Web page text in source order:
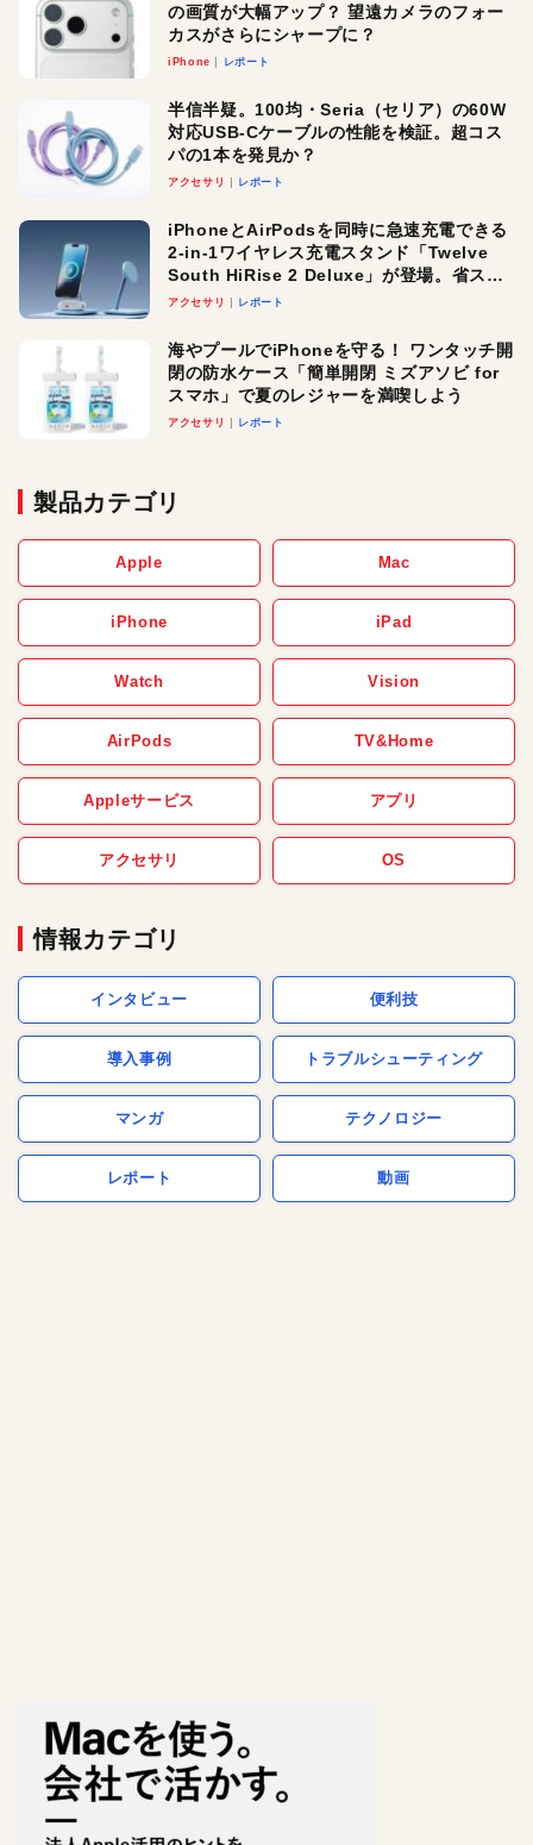
の画質が大幅アップ？ 望遠カメラのフォー
カスがさらにシャープに？
iPhone レポート
半信半疑。100均・Seria（セリア）の60W
対応USB-Cケーブルの性能を検証。超コス
パの1本を発見か？
アクセサリ レポート
iPhoneとAirPodsを同時に急速充電できる
2-in-1ワイヤレス充電スタンド「Twelve
South HiRise 2 Deluxe」が登場。省スペ
ースでおしゃれに充電したい人にオスス
アクセサリ レポート
海やプールでiPhoneを守る！ ワンタッチ開
閉の防水ケース「簡単開閉 ミズアソビ for
スマホ」で夏のレジャーを満喫しよう
アクセサリ レポート
製品カテゴリ
Apple Mac
iPhone iPad
Watch Vision
AirPods TV&Home
Appleサービス アプリ
アクセサリ OS
情報カテゴリ
インタビュー 便利技
導入事例 トラブルシューティング
マンガ テクノロジー
レポート 動画